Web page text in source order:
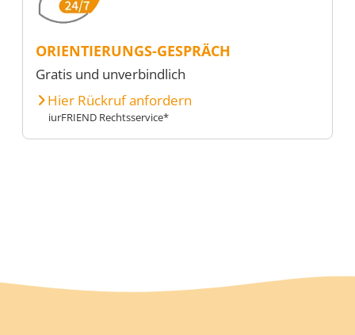
ORIENTIERUNGS-GESPRÄCH
Gratis und unverbindlich
Hier Rückruf anfordern
iurFRIEND Rechtsservice*